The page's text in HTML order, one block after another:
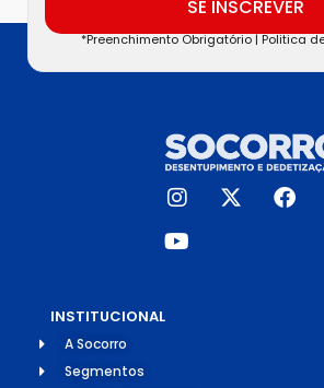
SE INSCREVER
*Preenchimento Obrigatório |Politica
INSTITUCIONAL
A Socorro
Segmentos